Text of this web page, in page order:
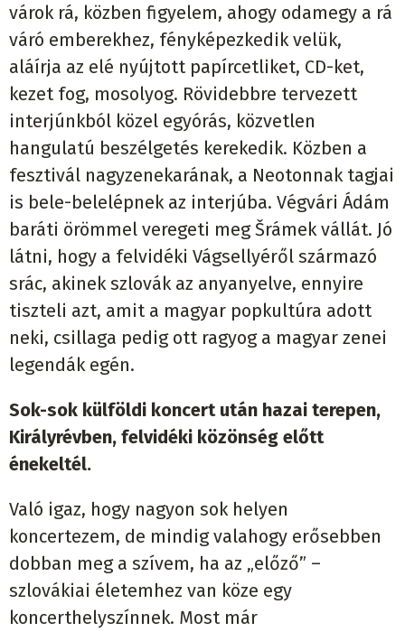
várok rá, közben figyelem, ahogy odamegy a rá
váró emberekhez, fényképezkedik velük,
aláírja az elé nyújtott papírcetliket, CD-ket,
kezet fog, mosolyog. Rövidebbre tervezett
interjúnkból közel egyórás, közvetlen
hangulatú beszélgetés kerekedik. Közben a
fesztivál nagyzenekarának, a Neotonnak tagjai
is bele-belelépnek az interjúba. Végvári Ádám
baráti örömmel veregeti meg Šrámek vállát. Jó
látni, hogy a felvidéki Vágsellyéről származó
srác, akinek szlovák az anyanyelve, ennyire
tiszteli azt, amit a magyar popkultúra adott
neki, csillaga pedig ott ragyog a magyar zenei
legendák egén.
Sok-sok külföldi koncert után hazai terepen,
Királyrévben, felvidéki közönség előtt
énekeltél.
Való igaz, hogy nagyon sok helyen
koncertezem, de mindig valahogy erősebben
dobban meg a szívem, ha az „előző” –
szlovákiai életemhez van köze egy
koncerthelyszínnek. Most már